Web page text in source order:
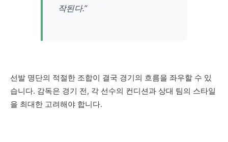
작된다.”
선발 명단의 적절한 조합이 결국 경기의 흐름을 좌우할 수 있
습니다. 감독은 경기 전, 각 선수의 컨디션과 상대 팀의 스타일
을 최대한 고려해야 합니다.